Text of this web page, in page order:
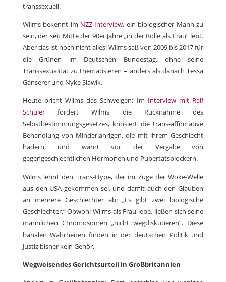
transsexuell.
Wilms bekennt im NZZ-Interview, ein biologischer Mann zu
sein, der seit Mitte der 90er Jahre „in der Rolle als Frau“ lebt.
Aber das ist noch nicht alles: Wilms saß von 2009 bis 2017 für
die Grünen im Deutschen Bundestag, ohne seine
Transsexualität zu thematisieren – anders als danach Tessa
Ganserer und Nyke Slawik.
Heute bricht Wilms das Schweigen: Im Interview mit Ralf
Schulerfordert Wilms die Rücknahme des
Selbstbestimmungsgesetzes, kritisiert die trans-affirmative
Behandlung von Minderjährigen, die mit ihrem Geschlecht
hadern, und warnt vor der Vergabe von
gegengeschlechtlichen Hormonen und Pubertätsblockern.
Wilms lehnt den Trans-Hype, der im Zuge der Woke-Welle
aus den USA gekommen sei, und damit auch den Glauben
an mehrere Geschlechter ab: „Es gibt zwei biologische
Geschlechter.“ Obwohl Wilms als Frau lebe, ließen sich seine
männlichen Chromosomen „nicht wegdiskutieren“. Diese
banalen Wahrheiten finden in der deutschen Politik und
Justiz bisher kein Gehör.
Wegweisendes Gerichtsurteil in Großbritannien